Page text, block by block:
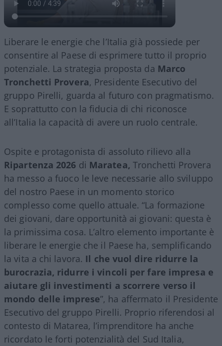
Liberare le energie che l’Italia già possiede per
consentire al Paese di esprimere tutto il proprio
potenziale. La strategia proposta da Marco
Tronchetti Provera, Presidente Esecutivo del
gruppo Pirelli, guarda al futuro con pragmatismo.
E soprattutto con la fiducia di chi riconosce
all’Italia la capacità di avere un ruolo centrale.
Ospite e protagonista di assoluto rilievo alla
Ripartenza 2026 di Maratea, Tronchetti Provera
ha messo a fuoco le leve necessarie allo sviluppo
del nostro Paese in un momento storico
complesso come quello attuale. “La formazione
dei giovani, dare opportunità ai giovani: questa è
la primissima cosa. L’altro elemento importante è
liberare le energie che il Paese ha, semplificando
la vita a chi lavora. Il che vuol dire ridurre la
burocrazia, ridurre i vincoli per fare impresa e
aiutare gli investimenti a scorrere verso il
mondo delle imprese”, ha affermato il Presidente
Esecutivo del gruppo Pirelli. Proprio riferendosi al
contesto di Matarea, l’imprenditore ha anche
ricordato le forti potenzialità del Sud Italia,